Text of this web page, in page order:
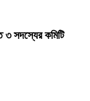
সদস্যের কমিটি